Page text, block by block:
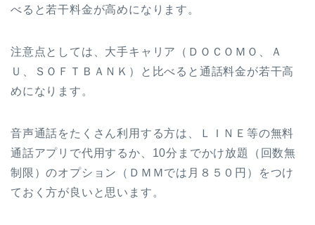
べると若干料金が高めになります。
注意点としては、大手キャリア（ＤＯＣＯＭＯ、Ａ
Ｕ、ＳＯＦＴＢＡＮＫ）と比べると通話料金が若干高
めになります。
音声通話をたくさん利用する方は、ＬＩＮＥ等の無料
通話アプリで代用するか、10分までかけ放題（回数無
制限）のオプション（ＤＭＭでは月８５０円）をつけ
ておく方が良いと思います。